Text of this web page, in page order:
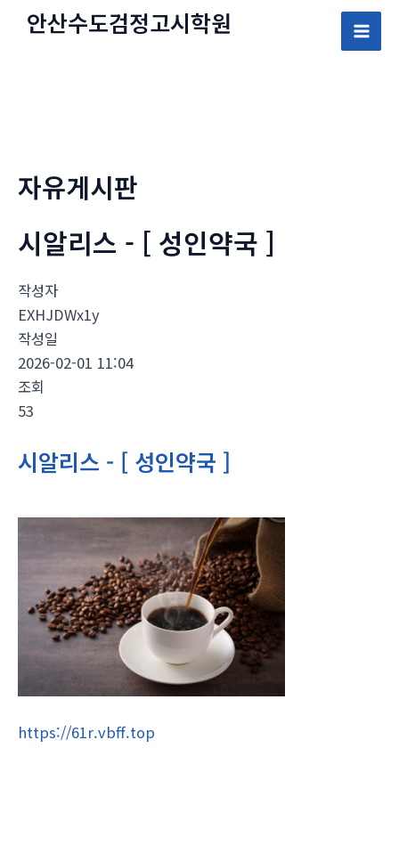
안산수도검정고시학원
Main
자유게시판
시알리스 - [ 성인약국 ]
작성자
EXHJDWx1y
작성일
2026-02-01 11:04
조회
53
시알리스 - [ 성인약국 ]
https://61r.vbff.top